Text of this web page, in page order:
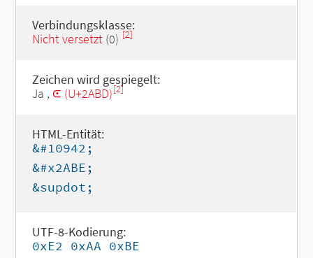
Verbindungsklasse:
Nicht versetzt(0) [2]
Zeichen wird gespiegelt:
Ja , ⪽ (U+2ABD)[2]
HTML-Entität:
&#10942;
&#x2ABE;
&supdot;
UTF-8-Kodierung:
0xE2 0xAA 0xBE